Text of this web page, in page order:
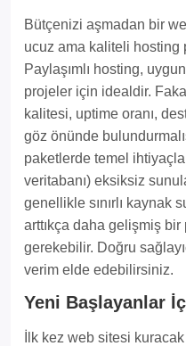
Bütçenizi aşmadan bir
ucuz ama kaliteli
Paylaşımlı hosting,
projeler için idealdir.
kalitesi, uptime oranı,
göz önünde
paketlerde temel
veritabanı) eksiksiz
genellikle sınırlı kaynak
arttıkça daha gelişmiş bir
gerekebilir. Doğru
verim elde edebilirsiniz.
Yeni Başlayanlar
İlk kez web sitesi